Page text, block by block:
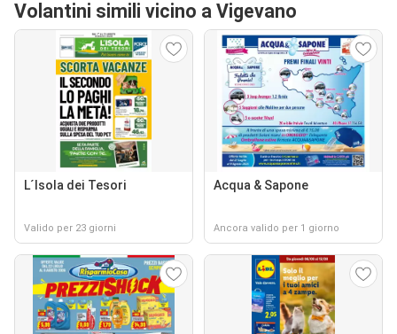
Volantini simili vicino a Vigevano
L´Isola dei Tesori
Valido per 23 giorni
Acqua & Sapone
Ancora valido per 1 giorno